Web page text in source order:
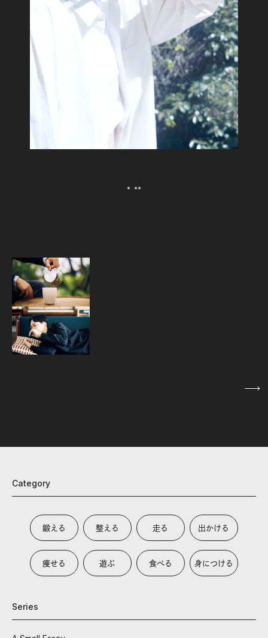
Category
鍛える 整える 走る 出かける
痩せる 遊ぶ 食べる 身につける
Series